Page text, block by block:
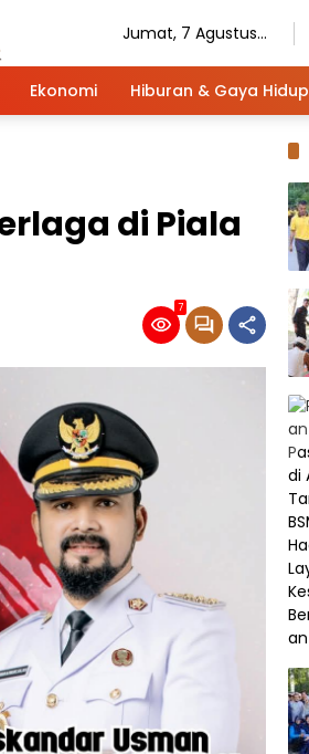
Jumat, 7 Agustus
Ekonomi Hiburan & Gaya Hidup
di Piala
7